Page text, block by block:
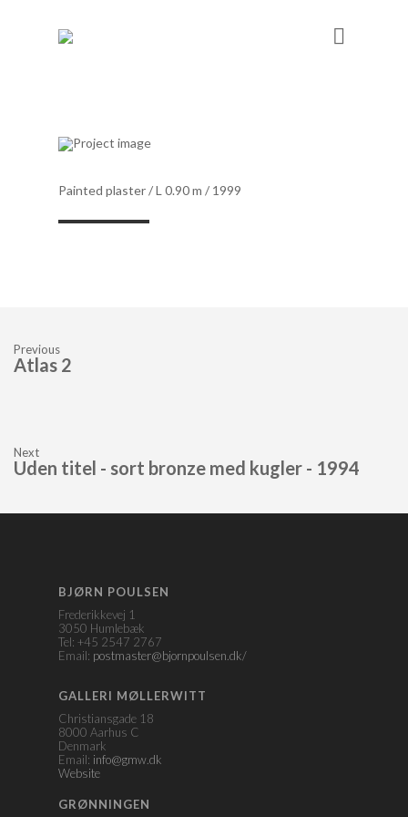
Painted plaster /L 0.90 m / 1999
Previous
Atlas 2
Next
Uden titel - sort bronze med kugler - 1994
BJØRN POULSEN
Frederikkevej 1
3050 Humlebæk
Tel: +45 2547 2767
Email: postmaster@bjornpoulsen.dk/
GALLERI MØLLERWITT
Christiansgade 18
8000 Aarhus C
Denmark
Email: info@gmw.dk
Website
GRØNNINGEN